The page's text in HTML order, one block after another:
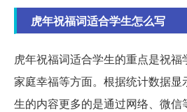
虎年祝福词适合学生怎么写
虎年祝福词适合学生的重点是祝福
家庭幸福等方面。根据统计数据显
生的内容更多的是通过网络、微